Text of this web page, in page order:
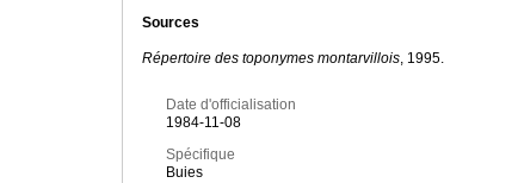
Sources
Répertoire des toponymes montarvillois, 1995.
Date d'officialisation
1984-11-08
Spécifique
Buies